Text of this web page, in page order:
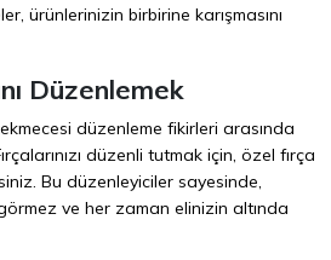
ürünlerinizin birbirine karışmasını
Düzenlemek
düzenleme fikirleri arasında
düzenli tutmak için, özel fırça
Bu düzenleyiciler sayesinde,
görmez ve her zaman elinizin altında